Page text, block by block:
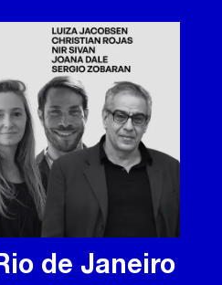
de Janeiro